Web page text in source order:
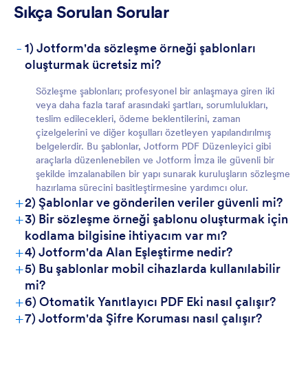
Müşteriler İçin
Sıkça Sorulan Sorular
- 1) Jotform'da sözleşme örneği şablonları
oluşturmak ücretsiz mi?
Sözleşme şablonları; profesyonel bir anlaşmaya giren iki
veya daha fazla taraf arasındaki şartları, sorumlulukları,
teslim edilecekleri, ödeme beklentilerini, zaman
çizelgelerini ve diğer koşulları özetleyen yapılandırılmış
belgelerdir. Bu şablonlar, Jotform PDF Düzenleyici gibi
araçlarla düzenlenebilen ve Jotform İmza ile güvenli bir
şekilde imzalanabilen bir yapı sunarak kuruluşların sözleşme
hazırlama sürecini basitleştirmesine yardımcı olur.
+2) Şablonlar ve gönderilen veriler güvenli mi?
+3) Bir sözleşme örneği şablonu oluşturmak için
kodlama bilgisine ihtiyacım var mı?
+4) Jotform'da Alan Eşleştirme nedir?
+5) Bu şablonlar mobil cihazlarda kullanılabilir
mi?
+6) Otomatik Yanıtlayıcı PDF Eki nasıl çalışır?
+7) Jotform'da Şifre Koruması nasıl çalışır?